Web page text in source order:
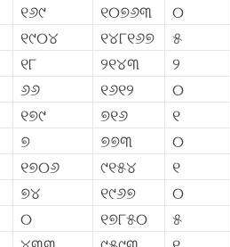
୧୬୯ ୧୦୭୬୩
୦
୧୯୦୪ ୧୪୮୧୬୭
୫
୧୮ ୨୧୪୩
୨
୬୬ ୧୬୧୨
୦
୧୭୯ ୭୧୬
୧
୭ ୭୭୩
୦
୧୭୦୬ ୯୧୫୪
୧
୭୪ ୧୯୬୭
୦
୦ ୧୭୮୫୦
୫